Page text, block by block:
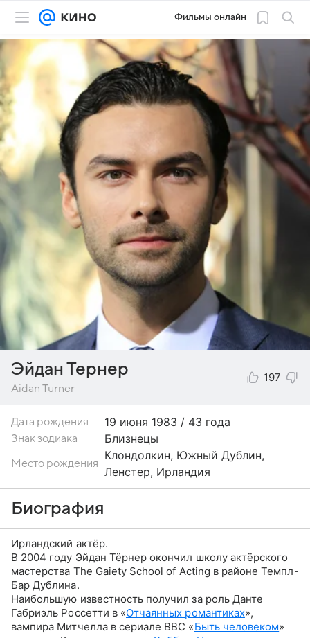
Фильмы онлайн
Эйдан Тернер
Aidan Turner
197
Дата рождения 19 июня 1983 / 43 года
Знак зодиака Близнецы
Место рождения
Клондолкин, Южный Дублин,
Ленстер, Ирландия
Биография
Ирландский актёр.
В 2004 году Эйдан Тёрнер окончил школу актёрского
мастерства The Gaiety School of Acting в районе Темпл-
Бар Дублина.
Наибольшую известность получил за роль Данте
Габриэль Россетти в «Отчаянных романтиках»,
вампира Митчелла в сериале BBC «Быть человеком»